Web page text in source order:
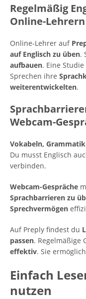
Regelmäßig
Online-Lehrern
Online-Lehrer auf
auf Englisch zu üben.
aufbauen. Eine
Sprechen ihre
weiterentwickelten.
Webcam-
Vokabeln,
Du musst Englisch
verbinden.
Webcam-Gespräche
Sprachbarrieren zu
Sprechvermögen
Auf Preply findest du
passen. Regelmäßige
effektiv. Sie
Einfach
nutzen